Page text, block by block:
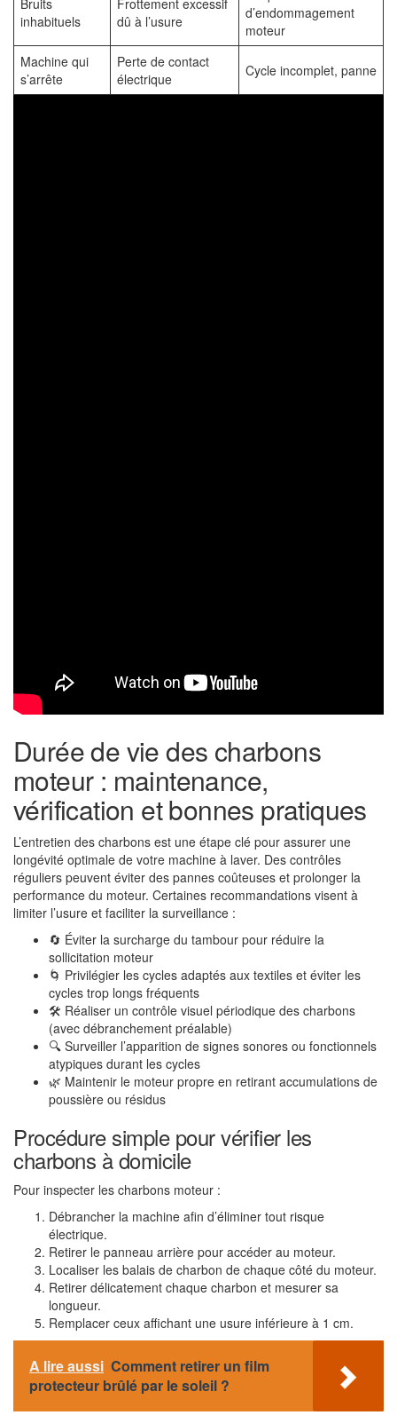
Bruits
inhabituels
Frottement excessif
dû à l’usure
d’endommagement
moteur
Machine qui
s’arrête
Perte de contact
électrique
Cycle incomplet, panne
Durée de vie des charbons
moteur : maintenance,
vérification et bonnes pratiques
L’entretien des charbons est une étape clé pour assurer une
longévité optimale de votre machine à laver. Des contrôles
réguliers peuvent éviter des pannes coûteuses et prolonger la
performance du moteur. Certaines recommandations visent à
limiter l’usure et faciliter la surveillance :
🔄 Éviter la surcharge du tambour pour réduire la
sollicitation moteur
🌀 Privilégier les cycles adaptés aux textiles et éviter les
cycles trop longs fréquents
🛠 Réaliser un contrôle visuel périodique des charbons
(avec débranchement préalable)
🔍 Surveiller l’apparition de signes sonores ou fonctionnels
atypiques durant les cycles
🌿 Maintenir le moteur propre en retirant accumulations de
poussière ou résidus
Procédure simple pour vérifier les
charbons à domicile
Pour inspecter les charbons moteur :
Débrancher la machine afin d’éliminer tout risque
électrique.
Retirer le panneau arrière pour accéder au moteur.
Localiser les balais de charbon de chaque côté du moteur.
Retirer délicatement chaque charbon et mesurer sa
longueur.
Remplacer ceux affichant une usure inférieure à 1 cm.
A lire aussi Comment retirer un film
protecteur brûlé par le soleil ?